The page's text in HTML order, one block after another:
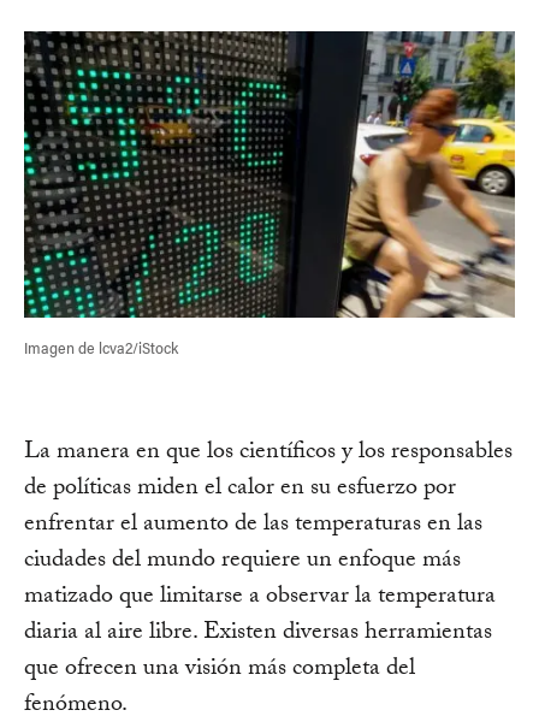
Imagen de lcva2/iStock
La manera en que los científicos y los responsables
de políticas miden el calor en su esfuerzo por
enfrentar el aumento de las temperaturas en las
ciudades del mundo requiere un enfoque más
matizado que limitarse a observar la temperatura
diaria al aire libre. Existen diversas herramientas
que ofrecen una visión más completa del
fenómeno.